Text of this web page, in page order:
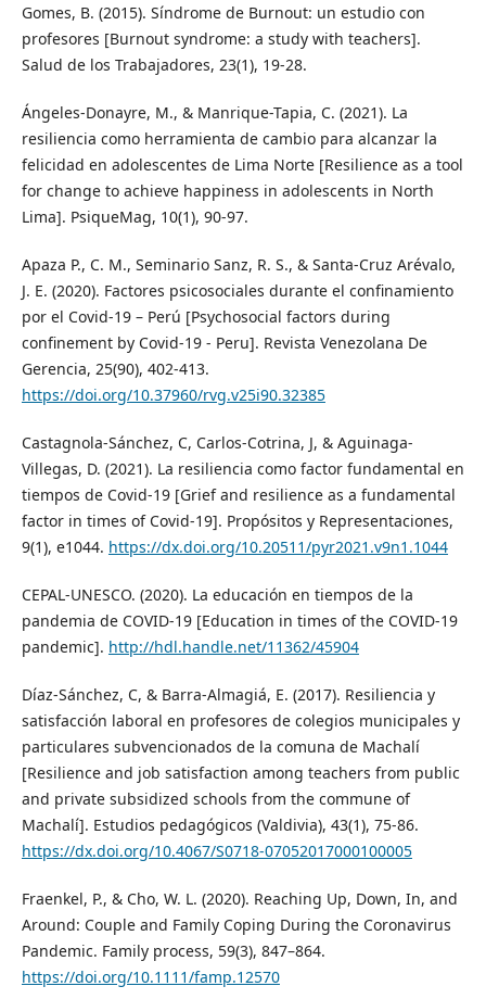
Gomes, B. (2015). Síndrome de Burnout: un estudio con
profesores [Burnout syndrome: a study with teachers].
Salud de los Trabajadores, 23(1), 19-28.
Ángeles-Donayre, M., & Manrique-Tapia, C. (2021). La
resiliencia como herramienta de cambio para alcanzar la
felicidad en adolescentes de Lima Norte [Resilience as a tool
for change to achieve happiness in adolescents in North
Lima]. PsiqueMag, 10(1), 90-97.
Apaza P., C. M., Seminario Sanz, R. S., & Santa-Cruz Arévalo,
J. E. (2020). Factores psicosociales durante el confinamiento
por el Covid-19 – Perú [Psychosocial factors during
confinement by Covid-19 - Peru]. Revista Venezolana De
Gerencia, 25(90), 402-413.
https://doi.org/10.37960/rvg.v25i90.32385
Castagnola-Sánchez, C, Carlos-Cotrina, J, & Aguinaga-
Villegas, D. (2021). La resiliencia como factor fundamental en
tiempos de Covid-19 [Grief and resilience as a fundamental
factor in times of Covid-19]. Propósitos y Representaciones,
9(1), e1044. https://dx.doi.org/10.20511/pyr2021.v9n1.1044
CEPAL-UNESCO. (2020). La educación en tiempos de la
pandemia de COVID-19 [Education in times of the COVID-19
pandemic]. http://hdl.handle.net/11362/45904
Díaz-Sánchez, C, & Barra-Almagiá, E. (2017). Resiliencia y
satisfacción laboral en profesores de colegios municipales y
particulares subvencionados de la comuna de Machalí
[Resilience and job satisfaction among teachers from public
and private subsidized schools from the commune of
Machalí]. Estudios pedagógicos (Valdivia), 43(1), 75-86.
https://dx.doi.org/10.4067/S0718-07052017000100005
Fraenkel, P., & Cho, W. L. (2020). Reaching Up, Down, In, and
Around: Couple and Family Coping During the Coronavirus
Pandemic. Family process, 59(3), 847–864.
https://doi.org/10.1111/famp.12570